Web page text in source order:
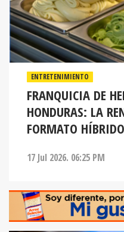
ENTRETENIMIENTO
FRANQUICIA DE
HONDURAS: LA
FORMATO HÍBRIDO
17 Jul 2026. 06:25 PM